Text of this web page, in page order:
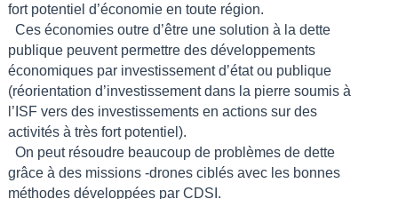
fort potentiel d’économie en toute région.
Ces économies outre d’être une solution à la dette
publique peuvent permettre des développements
économiques par investissement d’état ou publique
(réorientation d’investissement dans la pierre soumis à
l’ISF vers des investissements en actions sur des
activités à très fort potentiel).
On peut résoudre beaucoup de problèmes de dette
grâce à des missions -drones ciblés avec les bonnes
méthodes développées par CDSI.